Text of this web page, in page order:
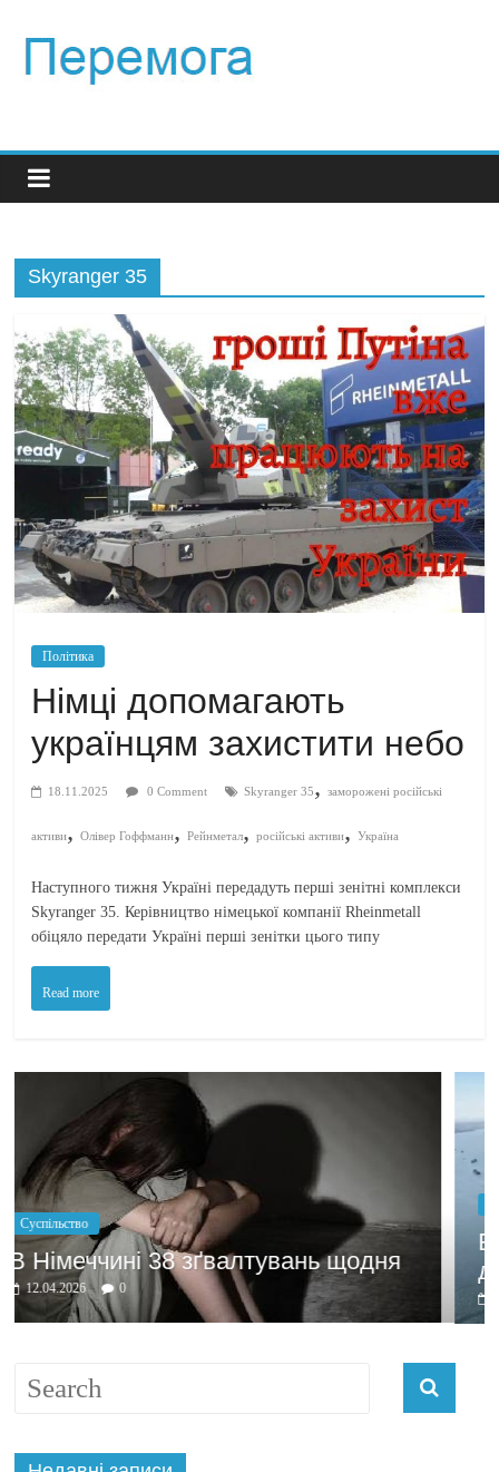
Skyranger 35
Політика
Німці допомагають
українцям захистити небо
18.11.2025 0 Comment Skyranger 35,заморожені російські
активи,Олівер Гоффманн,Рейнметал,російські активи,Україна
Наступного тижня Україні передадуть перші зенітні комплекси
Skyranger 35. Керівництво німецької компанії Rheinmetall
обіцяло передати Україні перші зенітки цього типу
Read more
щодня
Політика
Бажання заробити
домовлятись
03.04.2026 0